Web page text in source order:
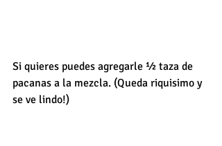
Si quieres puedes agregarle ½ taza de
pacanas a la mezcla. (Queda riquisimo y
se ve lindo!)